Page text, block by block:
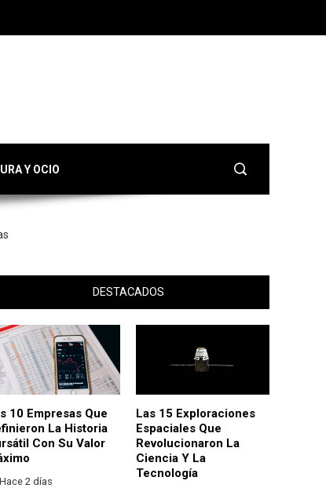
Y OCIO
DESTACADOS
10 Empresas Que
La Historia
Con Su Valor
Hace 2 días
Las 15 Exploraciones
Espaciales Que
Revolucionaron La
Ciencia Y La
Tecnología